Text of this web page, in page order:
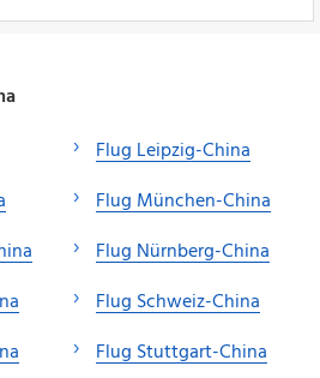
Flug Leipzig-China
Flug München-China
Flug Nürnberg-China
Flug Schweiz-China
Flug Stuttgart-China